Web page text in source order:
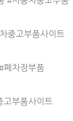
중고부품사이트
폐차장부품
고부품사이트